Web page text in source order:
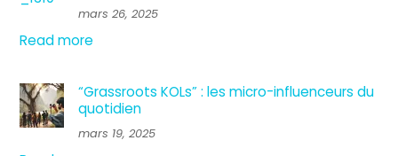
mars 26, 2025
Read more
“Grassroots KOLs” : les micro-influenceurs du
quotidien
mars 19, 2025